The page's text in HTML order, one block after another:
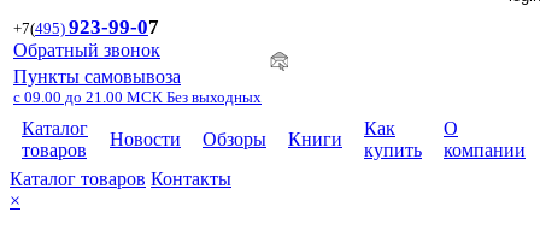
+7(495) 923-99-07
Обратный звонок
Пункты самовывоза
с 09.00 до 21.00 МСК Без выходных
Каталог
товаров
Новости Обзоры Книги
Как
купить
О
компании
Каталог товаров Контакты
×